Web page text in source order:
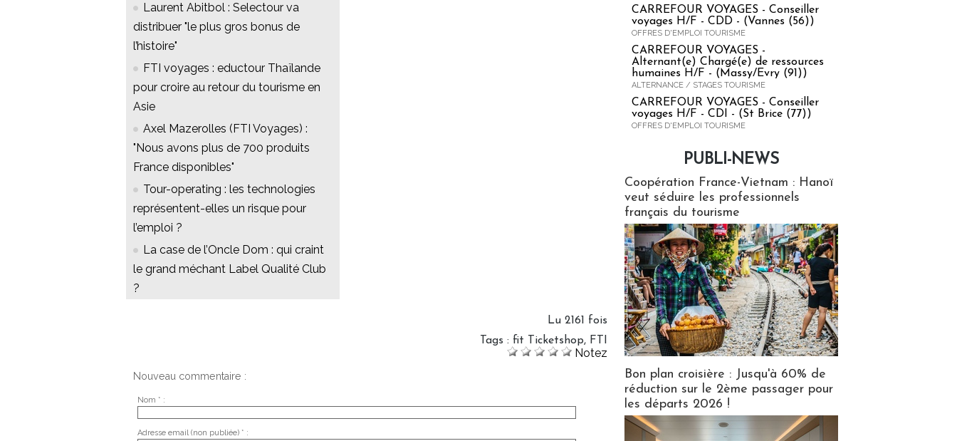
Laurent Abitbol : Selectour va
distribuer "le plus gros bonus de
l’histoire"
FTI voyages : eductour Thaïlande
pour croire au retour du tourisme en
Asie
Axel Mazerolles (FTI Voyages) :
"Nous avons plus de 700 produits
France disponibles"
Tour-operating : les technologies
représentent-elles un risque pour
l’emploi ?
La case de l’Oncle Dom : qui craint
le grand méchant Label Qualité Club
?
Lu 2161 fois
Tags : fit Ticketshop, FTI
Notez
Nouveau commentaire :
Nom * :
Adresse email (non publiée) * :
CARREFOUR VOYAGES - Conseiller
voyages H/F - CDD - (Vannes (56))
OFFRES D'EMPLOI TOURISME
CARREFOUR VOYAGES -
Alternant(e) Chargé(e) de ressources
humaines H/F - (Massy/Evry (91))
ALTERNANCE / STAGES TOURISME
CARREFOUR VOYAGES - Conseiller
voyages H/F - CDI - (St Brice (77))
OFFRES D'EMPLOI TOURISME
PUBLI-NEWS
Coopération France-Vietnam : Hanoï
veut séduire les professionnels
français du tourisme
Bon plan croisière : Jusqu'à 60% de
réduction sur le 2ème passager pour
les départs 2026 !